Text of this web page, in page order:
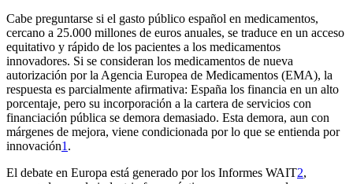
Cabe preguntarse si el gasto público español en medicamentos,
cercano a 25.000 millones de euros anuales, se traduce en un acceso
equitativo y rápido de los pacientes a los medicamentos
innovadores. Si se consideran los medicamentos de nueva
autorización por la Agencia Europea de Medicamentos (EMA), la
respuesta es parcialmente afirmativa: España los financia en un alto
porcentaje, pero su incorporación a la cartera de servicios con
financiación pública se demora demasiado. Esta demora, aun con
márgenes de mejora, viene condicionada por lo que se entienda por
innovación1 .
El debate en Europa está generado por los Informes WAIT2,